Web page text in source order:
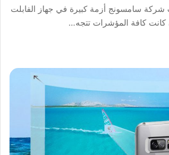
شركة سامسونج أزمة كبيرة في جهاز الفابلت